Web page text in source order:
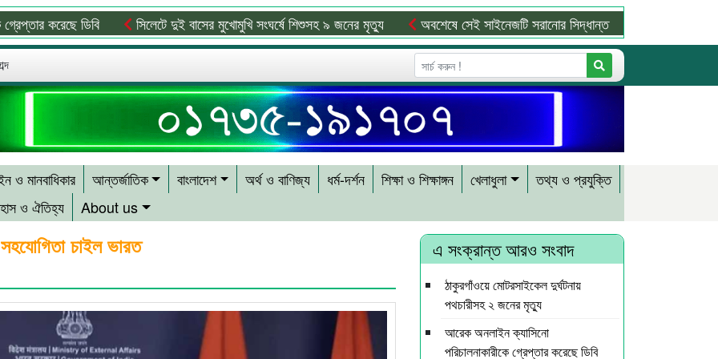
ডিবি সিলেটে দুই বাসের মুখোমুখি সংঘর্ষে শিশুসহ ৯ জনের মৃত্যু অবশেষে সেই সাইনেজটি সরানোর সিদ্ধান্ত দেশের সব বিমানবন্দরে
ও মানবাধিকার আন্তর্জাতিক বাংলাদেশ অর্থ ও বাণিজ্য ধর্ম-দর্শন শিক্ষা ও শিক্ষাঙ্গন খেলাধুলা
তথ্য ও প্রযুক্তি
ও ঐতিহ্য About us
সহযোগিতা চাইল ভারত এ সংক্রান্ত আরও সংবাদ
ঠাকুরগাঁওয়ে মোটরসাইকেল দুর্ঘটনায়
পথচারীসহ ২ জনের মৃত্যু
আরেক অনলাইন ক্যাসিনো
পরিচালনাকারীকে গ্রেপ্তার করেছে ডিবি